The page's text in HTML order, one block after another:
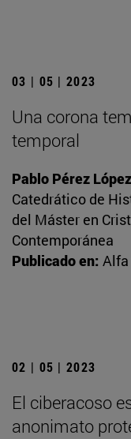
03 | 05 | 2023
Una corona
temporal
Pablo Pérez López
Catedrático de
del Máster en
Contemporánea
Publicado en: Alfa
02 | 05 | 2023
El ciberacoso
anonimato